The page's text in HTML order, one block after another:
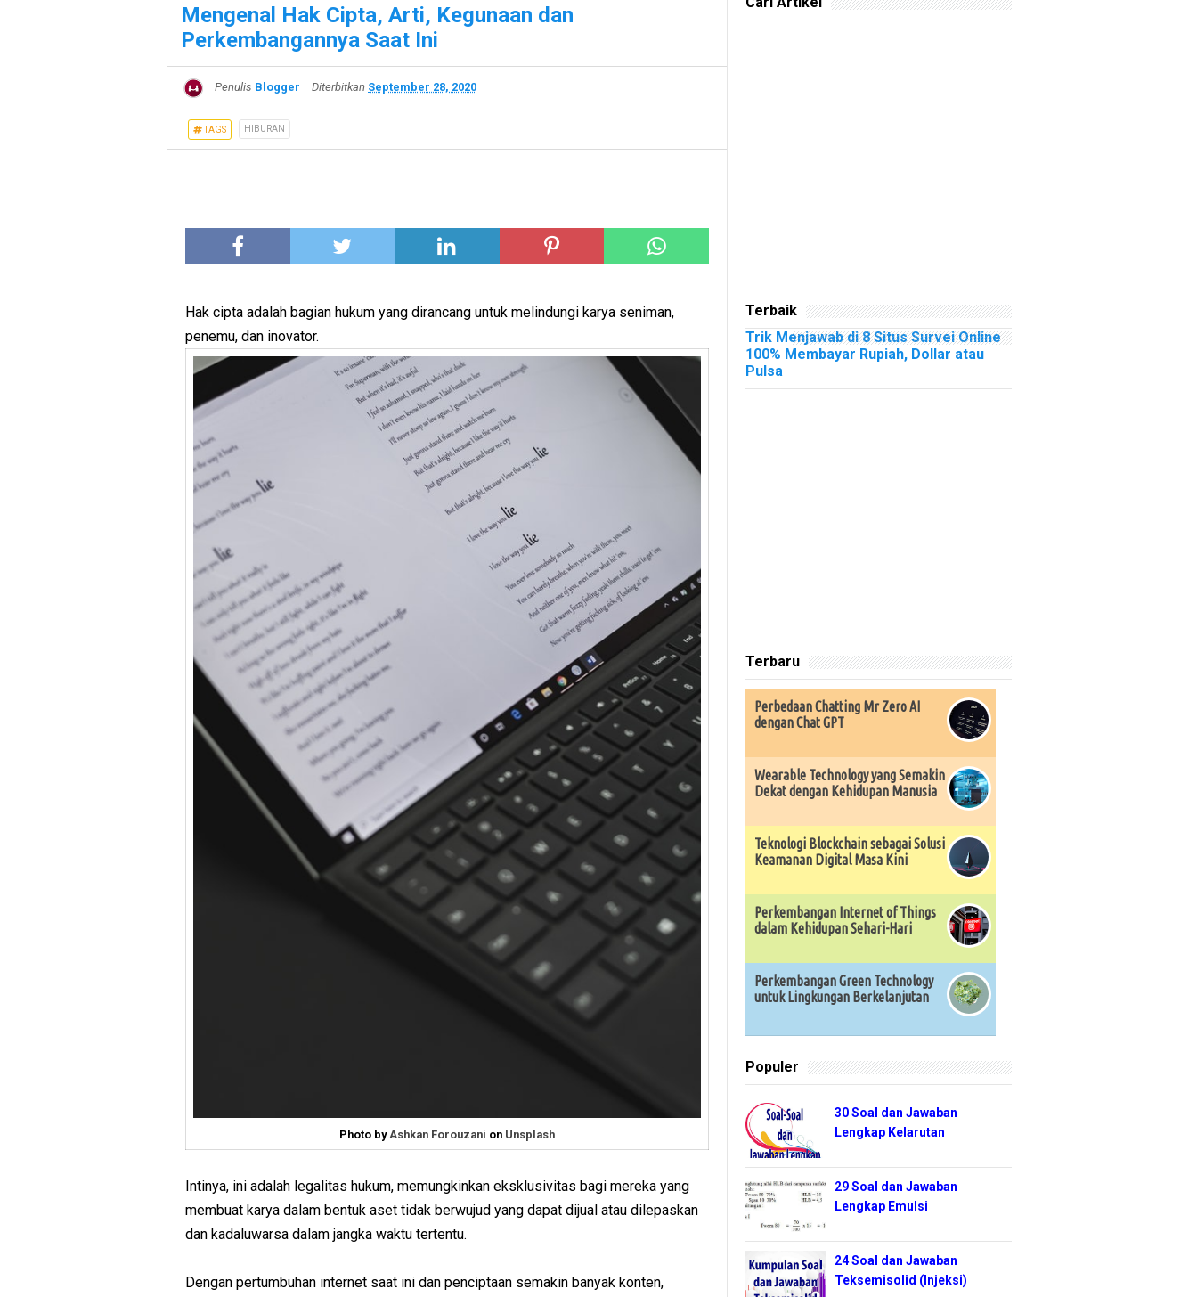
Mengenal Hak Cipta, Arti, Kegunaan dan
Perkembangannya Saat Ini
Penulis Blogger Diterbitkan September 28, 2020
TAGS HIBURAN
Hak cipta adalah bagian hukum yang dirancang untuk melindungi karya seniman,
penemu, dan inovator.
Photo byAshkan Forouzani on Unsplash
Intinya, ini adalah legalitas hukum, memungkinkan eksklusivitas bagi mereka yang
membuat karya dalam bentuk aset tidak berwujud yang dapat dijual atau dilepaskan
dan kadaluwarsa dalam jangka waktu tertentu.
Dengan pertumbuhan internet saat ini dan penciptaan semakin banyak konten,
Terbaik
Trik Menjawab di 8 Situs Survei Online
100% Membayar Rupiah, Dollar atau
Pulsa
Terbaru
Perbedaan Chatting Mr Zero AI
dengan Chat GPT
Wearable Technology yang Semakin
Dekat dengan Kehidupan Manusia
Teknologi Blockchain sebagai Solusi
Keamanan Digital Masa Kini
Perkembangan Internet of Things
dalam Kehidupan Sehari-Hari
Perkembangan Green Technology
untuk Lingkungan Berkelanjutan
Populer
30 Soal dan Jawaban
Lengkap Kelarutan
29 Soal dan Jawaban
Lengkap Emulsi
24 Soal dan Jawaban
Teksemisolid (Injeksi)